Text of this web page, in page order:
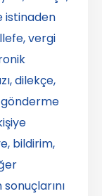
istinaden
vergi
dilekçe,
bildirim,